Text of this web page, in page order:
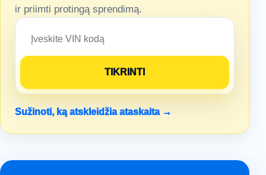
ir priimti protingą sprendimą.
Sužinoti, ką atskleidžia ataskaita →